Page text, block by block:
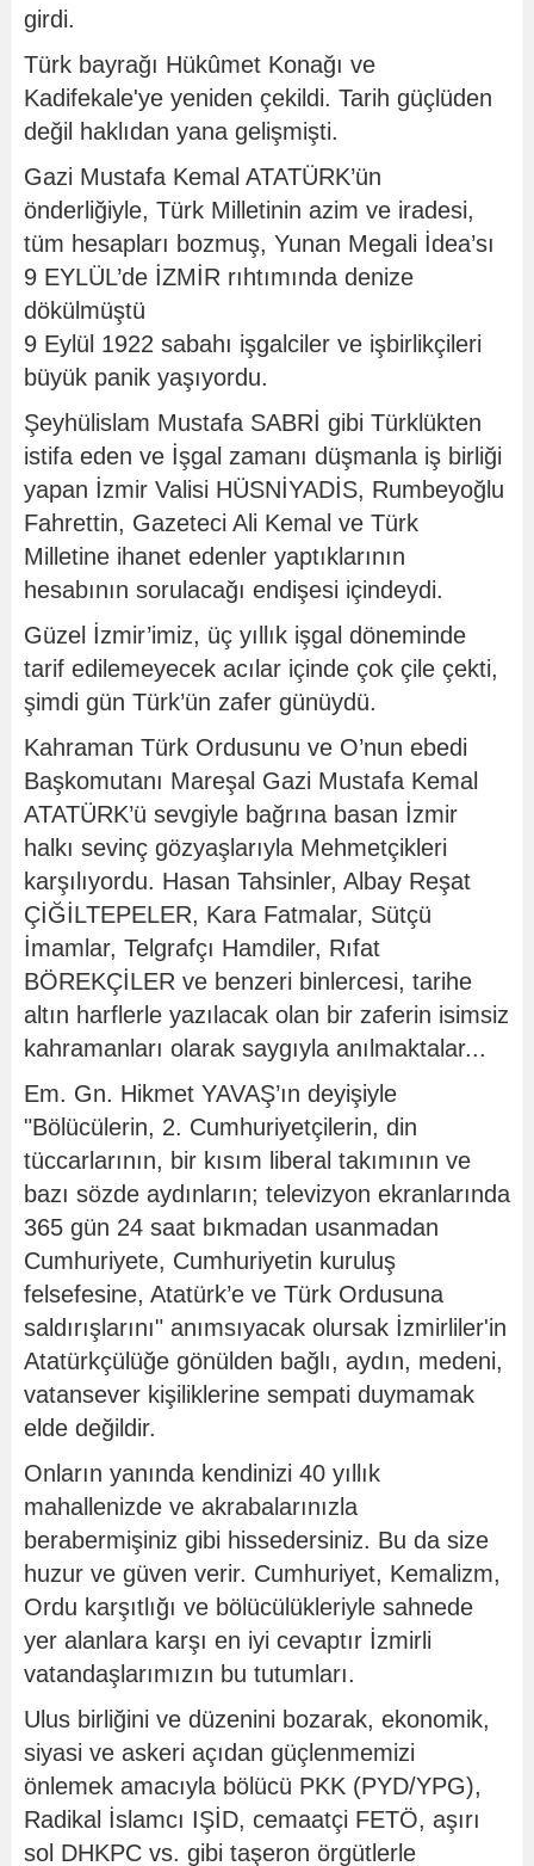
girdi.
Türk bayrağı Hükûmet Konağı ve
Kadifekale'ye yeniden çekildi. Tarih güçlüden
değil haklıdan yana gelişmişti.
Gazi Mustafa Kemal ATATÜRK’ün
önderliğiyle, Türk Milletinin azim ve iradesi,
tüm hesapları bozmuş, Yunan Megali İdea’sı
9 EYLÜL’de İZMİR rıhtımında denize
dökülmüştü
9 Eylül 1922 sabahı işgalciler ve işbirlikçileri
büyük panik yaşıyordu.
Şeyhülislam Mustafa SABRİ gibi Türklükten
istifa eden ve İşgal zamanı düşmanla iş birliği
yapan İzmir Valisi HÜSNİYADİS, Rumbeyoğlu
Fahrettin, Gazeteci Ali Kemal ve Türk
Milletine ihanet edenler yaptıklarının
hesabının sorulacağı endişesi içindeydi.
Güzel İzmir’imiz, üç yıllık işgal döneminde
tarif edilemeyecek acılar içinde çok çile çekti,
şimdi gün Türk’ün zafer günüydü.
Kahraman Türk Ordusunu ve O’nun ebedi
Başkomutanı Mareşal Gazi Mustafa Kemal
ATATÜRK’ü sevgiyle bağrına basan İzmir
halkı sevinç gözyaşlarıyla Mehmetçikleri
karşılıyordu. Hasan Tahsinler, Albay Reşat
ÇİĞİLTEPELER, Kara Fatmalar, Sütçü
İmamlar, Telgrafçı Hamdiler, Rıfat
BÖREKÇİLER ve benzeri binlercesi, tarihe
altın harflerle yazılacak olan bir zaferin isimsiz
kahramanları olarak saygıyla anılmaktalar...
Em. Gn. Hikmet YAVAŞ’ın deyişiyle
"Bölücülerin, 2. Cumhuriyetçilerin, din
tüccarlarının, bir kısım liberal takımının ve
bazı sözde aydınların; televizyon ekranlarında
365 gün 24 saat bıkmadan usanmadan
Cumhuriyete, Cumhuriyetin kuruluş
felsefesine, Atatürk’e ve Türk Ordusuna
saldırışlarını" anımsıyacak olursak İzmirliler'in
Atatürkçülüğe gönülden bağlı, aydın, medeni,
vatansever kişiliklerine sempati duymamak
elde değildir.
Onların yanında kendinizi 40 yıllık
mahallenizde ve akrabalarınızla
berabermişiniz gibi hissedersiniz. Bu da size
huzur ve güven verir. Cumhuriyet, Kemalizm,
Ordu karşıtlığı ve bölücülükleriyle sahnede
yer alanlara karşı en iyi cevaptır İzmirli
vatandaşlarımızın bu tutumları.
Ulus birliğini ve düzenini bozarak, ekonomik,
siyasi ve askeri açıdan güçlenmemizi
önlemek amacıyla bölücü PKK (PYD/YPG),
Radikal İslamcı IŞİD, cemaatçi FETÖ, aşırı
sol DHKPC vs. gibi taşeron örgütlerle